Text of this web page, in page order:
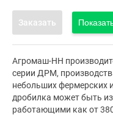
Заказать
Агромаш-НН
серии ДРМ,
небольших фермерских
дробилка может быть
работающими как от